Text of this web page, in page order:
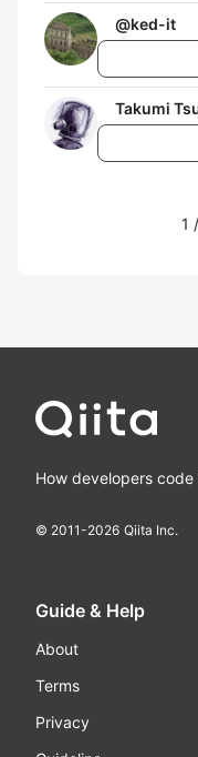
@ked-it
Takumi
1 /
How developers code
© 2011-2026 Qiita Inc.
Guide & Help
About
Terms
Privacy